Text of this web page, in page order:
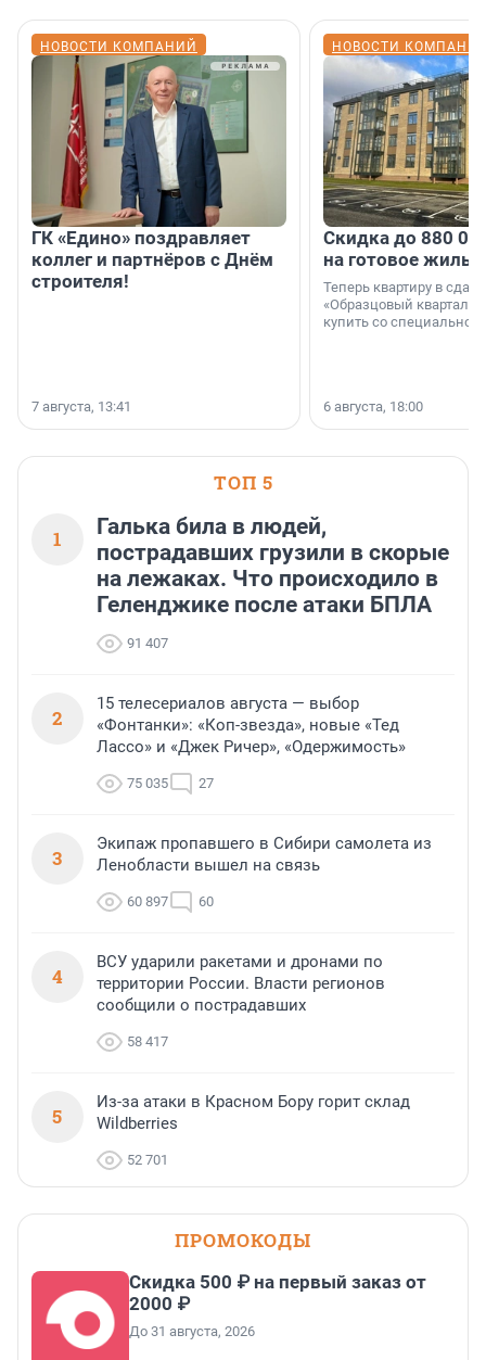
НОВОСТИ КОМПАНИЙ
ГК «Едино» поздравляет
коллег и партнёров с Днём
строителя!
7 августа, 13:41
НОВОСТИ
Скидка до 880
на готовое
Теперь квартиру в
«Образцовый квартал
купить со специальной
6 августа, 18:00
ТОП 5
1
Галька била в людей,
пострадавших грузили в скорые
на лежаках. Что происходило в
Геленджике после атаки БПЛА
91 407
2
15 телесериалов августа — выбор
«Фонтанки»: «Коп-звезда», новые «Тед
Лассо» и «Джек Ричер», «Одержимость»
75 035 27
3
Экипаж пропавшего в Сибири самолета из
Ленобласти вышел на связь
60 897 60
4
ВСУ ударили ракетами и дронами по
территории России. Власти регионов
сообщили о пострадавших
58 417
5
Из-за атаки в Красном Бору горит склад
Wildberries
52 701
ПРОМОКОДЫ
Скидка 500 ₽ на первый заказ от
2000 ₽
До 31 августа, 2026